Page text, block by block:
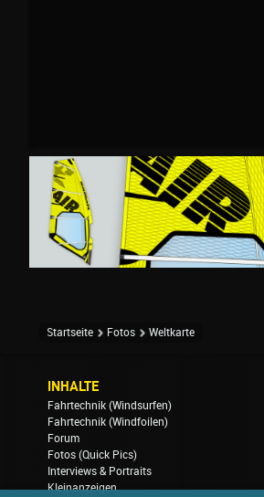
Startseite Fotos Weltkarte
INHALTE
Fahrtechnik (Windsurfen)
Fahrtechnik (Windfoilen)
Forum
Fotos (Quick Pics)
Interviews & Portraits
Kleinanzeigen